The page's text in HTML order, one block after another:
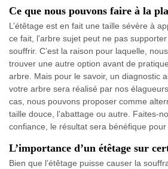
Ce que nous pouvons faire à la
L’étêtage est en fait une taille sévère à
ce fait, l’arbre sujet peut ne pas
souffrir. C’est la raison pour laquelle,
trouver une autre option avant de
arbre. Mais pour le savoir, un diagnostic
votre arbre sera réalisé par nos
cas, nous pouvons proposer comme
taille douce, l’abattage ou autre. Faites-
confiance, le résultat sera bénéfique
L’importance d’un étêtage sur
Bien que l’étêtage puisse causer la